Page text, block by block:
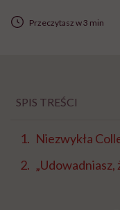
Przeczytasz w 3 min
SPIS TREŚCI
Niezwykła
„Udowadniasz,